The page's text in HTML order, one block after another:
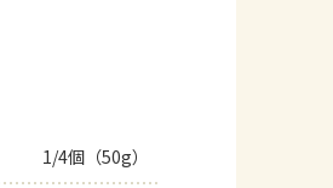
1/4個（50g）